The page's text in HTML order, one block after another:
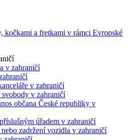
kočkami a fretkami v rámci Evropské
v zahraničí
v zahraničí
v zahraničí
občana České republiky v
úřadem v zahraničí
zadržení vozidla v zahraničí